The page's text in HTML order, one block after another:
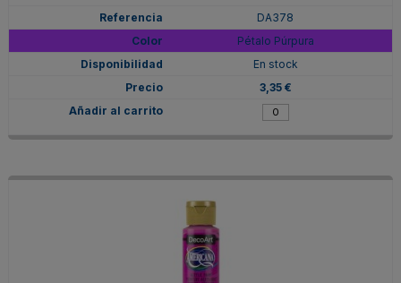
DA378
Pétalo Púrpura
En stock
3,35 €